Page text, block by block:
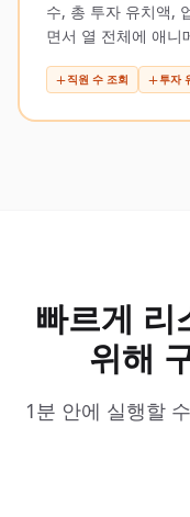
수, 총 투자 유치액,
면서 열 전체에 애니
직원 수 조회 투자
빠르게 리
위해
1분 안에 실행할